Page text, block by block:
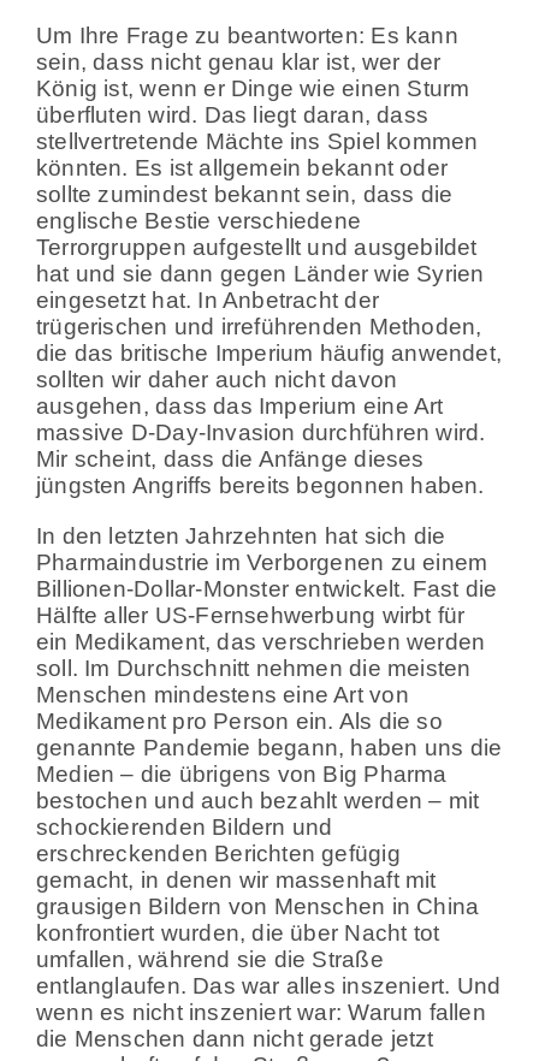
Um Ihre Frage zu beantworten: Es kann
sein, dass nicht genau klar ist, wer der
König ist, wenn er Dinge wie einen Sturm
überfluten wird. Das liegt daran, dass
stellvertretende Mächte ins Spiel kommen
könnten. Es ist allgemein bekannt oder
sollte zumindest bekannt sein, dass die
englische Bestie verschiedene
Terrorgruppen aufgestellt und ausgebildet
hat und sie dann gegen Länder wie Syrien
eingesetzt hat. In Anbetracht der
trügerischen und irreführenden Methoden,
die das britische Imperium häufig anwendet,
sollten wir daher auch nicht davon
ausgehen, dass das Imperium eine Art
massive D-Day-Invasion durchführen wird.
Mir scheint, dass die Anfänge dieses
jüngsten Angriffs bereits begonnen haben.
In den letzten Jahrzehnten hat sich die
Pharmaindustrie im Verborgenen zu einem
Billionen-Dollar-Monster entwickelt. Fast die
Hälfte aller US-Fernsehwerbung wirbt für
ein Medikament, das verschrieben werden
soll. Im Durchschnitt nehmen die meisten
Menschen mindestens eine Art von
Medikament pro Person ein. Als die so
genannte Pandemie begann, haben uns die
Medien – die übrigens von Big Pharma
bestochen und auch bezahlt werden – mit
schockierenden Bildern und
erschreckenden Berichten gefügig
gemacht, in denen wir massenhaft mit
grausigen Bildern von Menschen in China
konfrontiert wurden, die über Nacht tot
umfallen, während sie die Straße
entlanglaufen. Das war alles inszeniert. Und
wenn es nicht inszeniert war: Warum fallen
die Menschen dann nicht gerade jetzt